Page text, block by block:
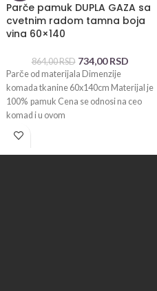
Parče pamuk DUPLA GAZA sa
cvetnim radom tamna boja
vina 60×140
864,00RSD 734,00RSD
Parče od materijala Dimenzije
komada tkanine 60x140cm Materijal je
100% pamuk Cena se odnosi na ceo
komad i u ovom